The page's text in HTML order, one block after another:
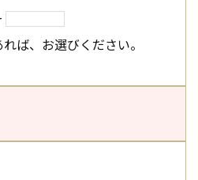
ば、お選びください。